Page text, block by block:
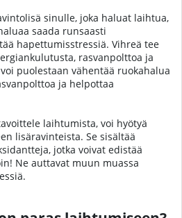
sinulle, joka haluat laihtua,
saada runsaasti
hapettumisstressiä. Vihreä tee
rasvanpolttoa ja
puolestaan vähentää ruokahalua
ja helpottaa
laihtumista, voi hyötyä
lisäravinteista. Se sisältää
jotka voivat edistää
Ne auttavat muun muassa